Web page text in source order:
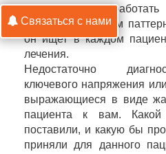
остеопат и
функционирующим
он ищет в каждом
лечения.
Недостаточно
ключевого напряжения
выражающиеся в виде
пациента к вам.
поставили, и какую бы
приняли для данного
Связаться с нами